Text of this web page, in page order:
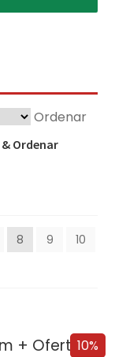
Ordenar
Ordenar
8 9
10
10%
Terrium + Oferta Lago do Silêncio